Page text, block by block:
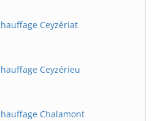
Ceyzériat
Ceyzérieu
Chalamont